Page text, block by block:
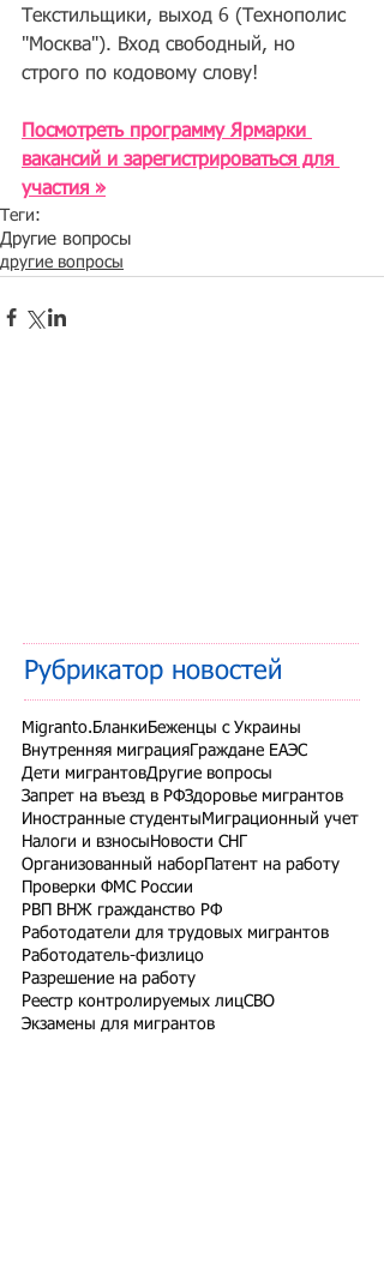
Текстильщики, выход 6 (Технополис
"Москва"). Вход свободный, но
строго по кодовому слову!
Посмотреть программу Ярмарки
вакансий и зарегистрироваться для
участия »
Теги:
Другие вопросы
другие вопросы
Рубрикатор новостей
Migranto.Бланки Беженцы с Украины
Внутренняя миграция Граждане ЕАЭС
Дети мигрантовДругие вопросы
Запрет на въезд в РФЗдоровье мигрантов
Иностранные студенты Миграционный учет
Налоги и взносы Новости СНГ
Организованный набор Патент на работу
Проверки ФМС России
РВП ВНЖ гражданство РФ
Работодатели для трудовых мигрантов
Работодатель-физлицо
Разрешение на работу
Реестр контролируемых лицСВО
Экзамены для мигрантов